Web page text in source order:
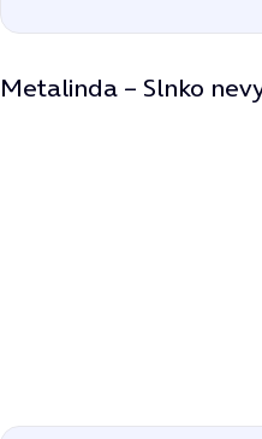
Metalinda – Slnko